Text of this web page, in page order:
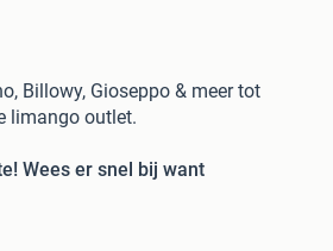
Billowy, Gioseppo & meer tot
limango outlet.
Wees er snel bij want